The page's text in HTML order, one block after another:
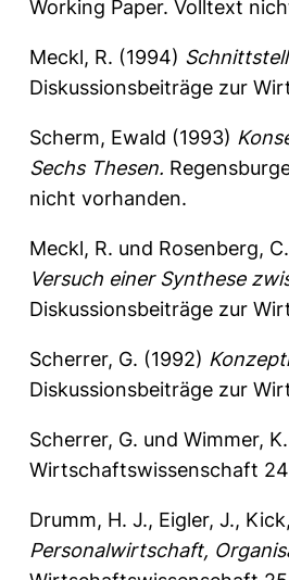
Working Paper. Volltext
Meckl, R. (1994)
Diskussionsbeiträge zur
Scherm, Ewald (1993)
Sechs Thesen.
nicht vorhanden.
Meckl, R. und Rosenberg, C.
Versuch einer Synthese
Diskussionsbeiträge zur
Scherrer, G. (1992)
Diskussionsbeiträge zur
Scherrer, G. und Wimmer, K.
Wirtschaftswissenschaft
Drumm, H. J., Eigler, J.,
Personalwirtschaft,